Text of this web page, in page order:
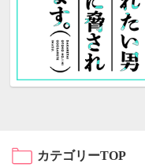
カテゴリーTOP